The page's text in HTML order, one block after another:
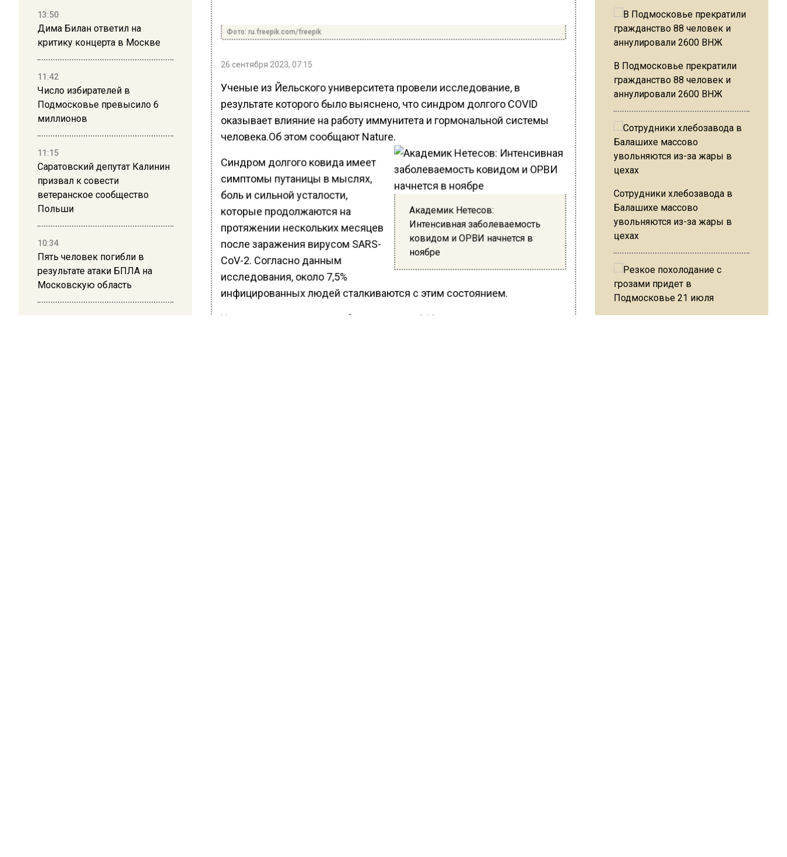
13:50
Дима Билан ответил на
критику концерта в Москве
11:42
Число избирателей в
Подмосковье превысило 6
миллионов
11:15
Саратовский депутат Калинин
призвал к совести
ветеранское сообщество
Польши
10:34
Пять человек погибли в
результате атаки БПЛА на
Московскую область
Фото: ru.freepik.com/freepik
26 сентября 2023, 07:15
Ученые из Йельского университета провели исследование, в
результате которого было выяснено, что синдром долгого COVID
оказывает влияние на работу иммунитета и гормональной системы
человека.Об этом сообщают Nature.
Академик Нетесов:
Интенсивная заболеваемость
ковидом и ОРВИ начнется в
ноябре
Синдром долгого ковида имеет
симптомы путаницы в мыслях,
боль и сильной усталости,
которые продолжаются на
протяжении нескольких месяцев
после заражения вирусом SARS-
CoV-2. Согласно данным
исследования, около 7,5%
инфицированных людей сталкиваются с этим состоянием.
Ученые провели анализ образцов крови 268 пациентов, которые
В Подмосковье прекратили
гражданство 88 человек и
аннулировали 2600 ВНЖ
Сотрудники хлебозавода в
Балашихе массово
увольняются из-за жары в
цехах